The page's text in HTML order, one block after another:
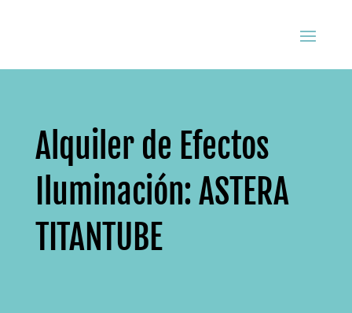
Alquiler de Efectos
Iluminación: ASTERA
TITANTUBE